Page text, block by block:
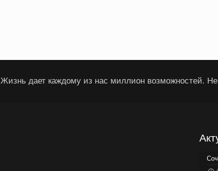
Жизнь дает каждому из нас миллион возможностей.